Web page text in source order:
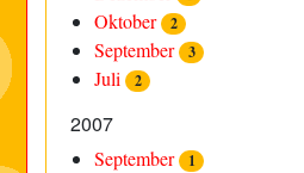
Oktober 2
September 3
Juli 2
2007
September 1